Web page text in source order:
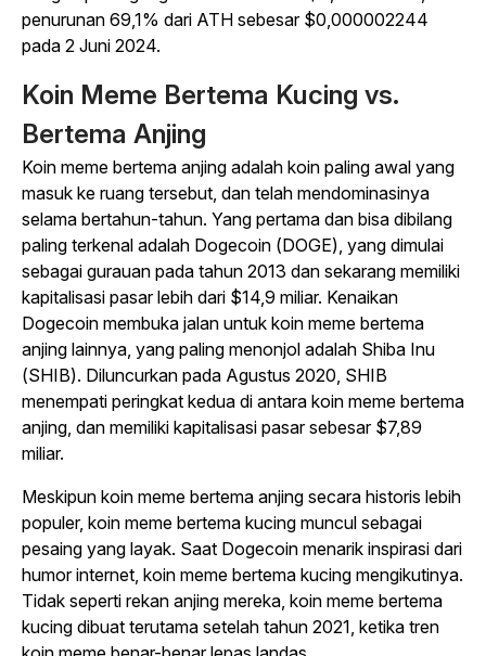
penurunan 69,1% dari ATH sebesar $0,000002244
pada 2 Juni 2024.
Koin Meme Bertema Kucing vs.
Bertema Anjing
Koin meme bertema anjing adalah koin paling awal yang
masuk ke ruang tersebut, dan telah mendominasinya
selama bertahun-tahun. Yang pertama dan bisa dibilang
paling terkenal adalah Dogecoin (DOGE), yang dimulai
sebagai gurauan pada tahun 2013 dan sekarang memiliki
kapitalisasi pasar lebih dari $14,9 miliar. Kenaikan
Dogecoin membuka jalan untuk koin meme bertema
anjing lainnya, yang paling menonjol adalah Shiba Inu
(SHIB). Diluncurkan pada Agustus 2020, SHIB
menempati peringkat kedua di antara koin meme bertema
anjing, dan memiliki kapitalisasi pasar sebesar $7,89
miliar.
Meskipun koin meme bertema anjing secara historis lebih
populer, koin meme bertema kucing muncul sebagai
pesaing yang layak. Saat Dogecoin menarik inspirasi dari
humor internet, koin meme bertema kucing mengikutinya.
Tidak seperti rekan anjing mereka, koin meme bertema
kucing dibuat terutama setelah tahun 2021, ketika tren